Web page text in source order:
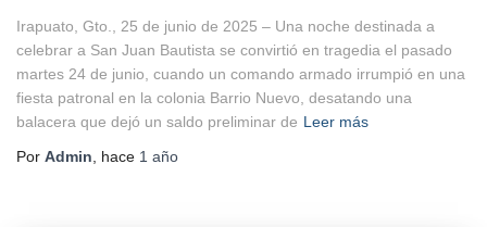
Irapuato, Gto., 25 de junio de 2025 – Una noche destinada a
celebrar a San Juan Bautista se convirtió en tragedia el pasado
martes 24 de junio, cuando un comando armado irrumpió en una
fiesta patronal en la colonia Barrio Nuevo, desatando una
balacera que dejó un saldo preliminar de Leer más
Por Admin , hace 1 año